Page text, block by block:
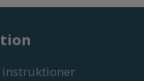
instruktioner